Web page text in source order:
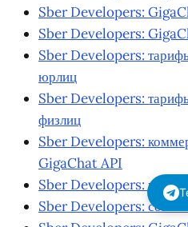
Sber Developers:
Sber Developers:
Sber Developers:
юрлиц
Sber Developers:
физлиц
Sber Developers:
GigaChat API
Sber Developers: квоты и
Sber Developers: